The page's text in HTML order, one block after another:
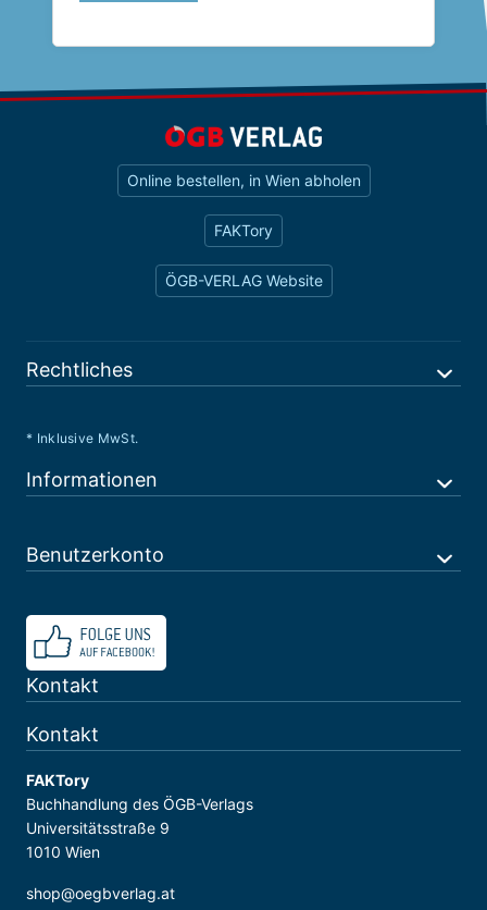
Online bestellen, in Wien abholen
FAKTory
ÖGB-VERLAG Website
Rechtliches
* Inklusive MwSt.
Informationen
Benutzerkonto
Kontakt
Kontakt
FAKTory
Buchhandlung des ÖGB-Verlags
Universitätsstraße 9
1010 Wien
shop@oegbverlag.at